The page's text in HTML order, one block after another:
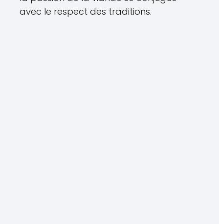
avec le respect des traditions.